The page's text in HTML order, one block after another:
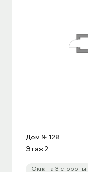
Дом № 128
Этаж 2
Окна на 3 стороны
ОСТАВИТЬ